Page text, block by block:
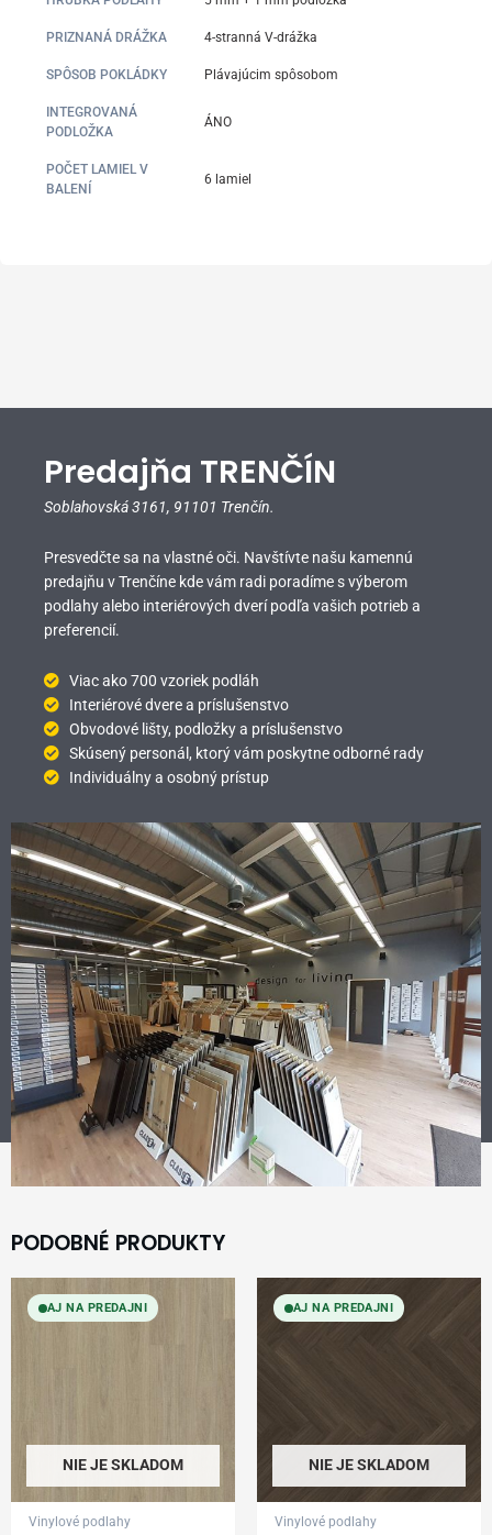
PRIZNANÁ DRÁŽKA 4-stranná V-drážka
SPÔSOB POKLÁDKY Plávajúcim spôsobom
INTEGROVANÁ
PODLOŽKA
ÁNO
POČET LAMIEL V
BALENÍ
6 lamiel
Predajňa TRENČÍN
Soblahovská 3161, 91101 Trenčín.
Presvedčte sa na vlastné oči. Navštívte našu kamennú
predajňu v Trenčíne kde vám radi poradíme s výberom
podlahy alebo interiérových dverí podľa vašich potrieb a
preferencií.
Viac ako 700 vzoriek podláh
Interiérové dvere a príslušenstvo
Obvodové lišty, podložky a príslušenstvo
Skúsený personál, ktorý vám poskytne odborné rady
Individuálny a osobný prístup
PODOBNÉ PRODUKTY
AJ NA PREDAJNI
NIE JE SKLADOM
Vinylové podlahy
AJ NA PREDAJNI
NIE JE SKLADOM
Vinylové podlahy